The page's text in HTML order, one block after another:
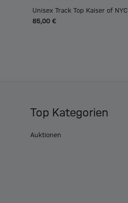
Unisex Track Top Kaiser of NYC
85,00 €
Top Kategorien
Auktionen